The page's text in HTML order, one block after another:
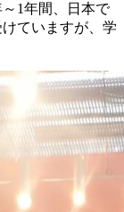
1年間、日本で
ていますが、学